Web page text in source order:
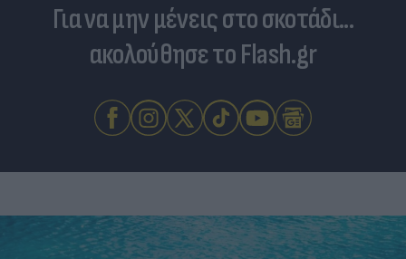
Για να μην μένεις στο σκοτάδι...
ακολούθησε το Flash.gr